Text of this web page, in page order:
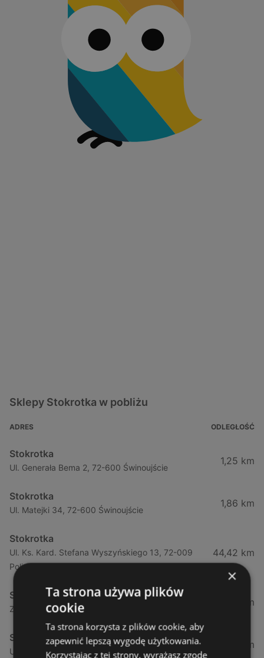
Sklepy Stokrotka w pobliżu
ADRES ODLEGŁOŚĆ
Stokrotka
Ul. Generała Bema 2, 72-600 Świnoujście
1,25 km
Stokrotka
Ul. Matejki 34, 72-600 Świnoujście
1,86 km
Stokrotka
Ul. Ks. Kard. Stefana Wyszyńskiego 13, 72-009
Police
44,42 km
Stokrotka
Zamenhofa 7a, 72-010 Police
44,49 km
Stokrotka
Ul. Górna (obok Szczecina) 7a, 71-218 Mierzyn
50,66 km
×
Ta strona używa plików
cookie
Ta strona korzysta z plików cookie, aby
zapewnić lepszą wygodę użytkowania.
Korzystając z tej strony, wyrażasz zgodę